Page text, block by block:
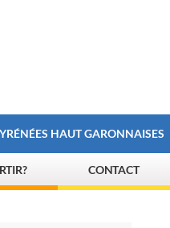
HAUT GARONNAISES
CONTACT